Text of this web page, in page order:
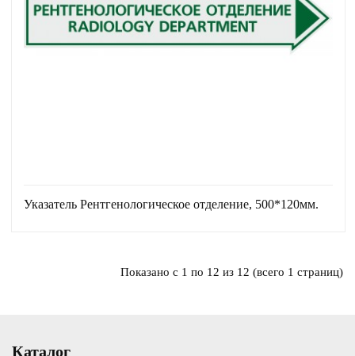
Указатель Рентгенологическое отделение, 500*120мм.
Показано с 1 по 12 из 12 (всего 1 страниц)
Каталог